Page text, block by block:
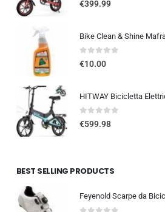
€399.99
0out of 5
€10.00
0out of 5
€599.98
BEST SELLING PRODUCTS